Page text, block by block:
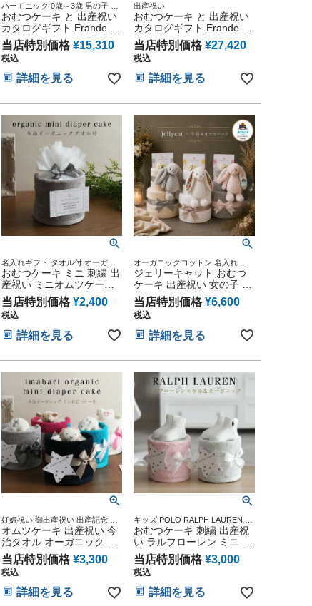
ハーモニック 0歳～3歳 男の子 女
の子 送料無料 ギフト ダイパーケ
ーキ
おむつケーキ と 出産祝い
カタログギフト Erande え
らんで にこにこ のセット
当店特別価格 ¥15,310
税込
詳細を見る
出産祝い
おむつケーキ と 出産祝い
カタログギフト Erande え
らんで にこにこ のセット
当店特別価格 ¥27,420
税込
詳細を見る
名入れギフト タオル付 オーガニ
ック 妊娠祝い 御出産祝い 出産記
念 名入れ刺繍 手作り ミニタオル
ハンカチ オーダーメイド ベビー
グッズ プレゼント
おむつケーキ ミニ 刺繍 出
産祝い ミニオムツケーキ
今治タオル 可愛い 男の子
女の子 男女兼用 妊婦ママ
オーガニックタオル ダイ
パーケーキ ギフトセット
シンプル 赤ちゃん 専門 ギ
ちゃん 子供 出産 ベイビー
クリスマス ハロウィン バ
レンタイン 七五三 初節句
子供の日 ギフトセット 人
気
当店特別価格 ¥2,400
税込
詳細を見る
オーガニックコットン 名入れ 名
前入り 刺繍入り キッズ マタニテ
ィ 送料無料 豪華 赤ちゃん 専門
ジェリーキャット おむつ
ケーキ 出産祝い 女の子 男
の子 JELLYCAT さる うさ
ぎ 今治タオル 思い出 赤ち
ゃん 子供 出産 マタニティ
マタニティフォト パパ マ
マ ベイビー お父さん お母
ン バレンタイン 七五三 初
節句 子供の日 ギフトセッ
ト 人気 端午の節句 ひな祭
り
当店特別価格 ¥6,600
税込
詳細を見る
妊娠祝い 御出産祝い 出産記念 赤
ちゃん ベビーシャワー プレゼン
ト
オムツケーキ 出産祝い 今
治タオル オーガニックコ
ットン 名前入り 日本製 お
むつケーキ ミニ
imabaritowel 男の子 女の
子 妊婦 ダイパーケーキ 思
い出 赤ちゃん 子供 出産
当店特別価格 ¥3,300
税込
詳細を見る
キッズ POLO RALPH LAUREN 用
品 マタニティ 送料無料 豪華 赤ち
ゃん 専門
おむつケーキ 刺繍 出産祝
い ラルフローレン ミニ オ
ムツケーキ POLO RALPH
LAUREN 今治タオル オー
ガニック 可愛い 男の子 女
の子 男女兼用 ベビー ソッ
クス ダイパーケーキ 赤ち
当店特別価格 ¥3,000
税込
詳細を見る